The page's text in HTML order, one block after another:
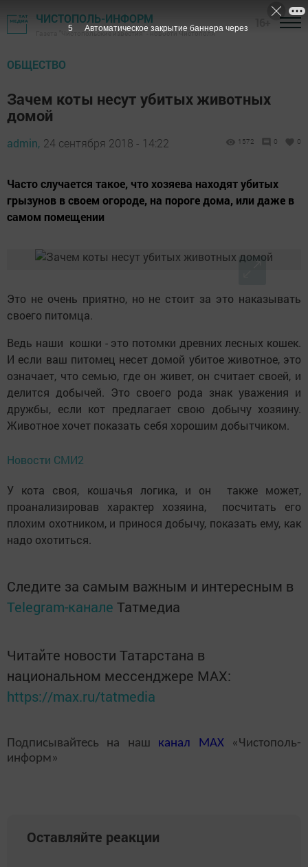
ЧИСТОПОЛЬ-ИНФОРМ
Газета "Чистопольские известия" - новости Чистополя
ОБЩЕСТВО
Зачем коты несут убитых животных
домой
admin, 24 сентября 2018 - 14:22 1572 0 0
Часто случается такое, что хозяева находят убитых
грызунов в своем огороде, на пороге дома, или даже в
самом помещении
Это не очень приятно, но не стоит за это наказывать
своего питомца.
Ведь наши кошки - это потомки древних лесных кошек.
И если ваш питомец несет домой убитое животное, это
означает, что семью, где он живет, он считает своей, и
делится добычей. Это своего рода знак уважения и
дружбы, если кот предлагает свою добычу хозяину.
Животное хочет показать себя хорошим добытчиком.
Новости СМИ2
У кота своя, кошачья логика, и он также может,
проанализировав характер хозяина, посчитать его
плохим охотником, и принося добычу, показать ему, как
надо охотиться.
Следите за самым важным и интересным в
Telegram-канале Татмедиа
Читайте новости Татарстана в
национальном мессенджере MАХ:
https://max.ru/tatmedia
Подписывайтесь на наш канал MAX«Чистополь-
информ»
Оставляйте реакции
4 Автоматическое закрытие баннера через